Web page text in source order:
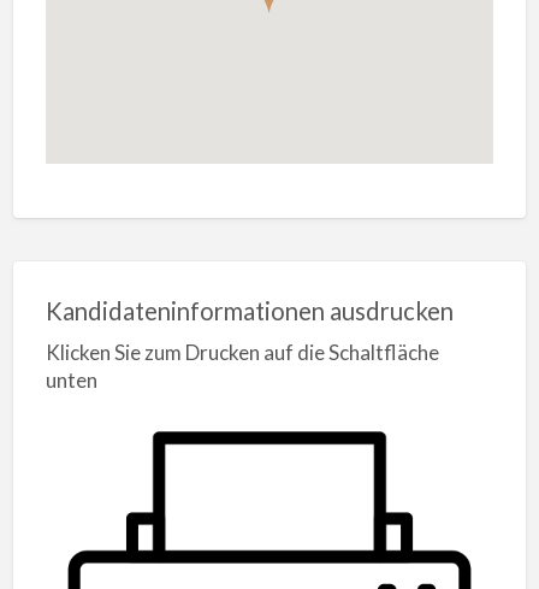
Kandidateninformationen ausdrucken
Klicken Sie zum Drucken auf die Schaltfläche
unten